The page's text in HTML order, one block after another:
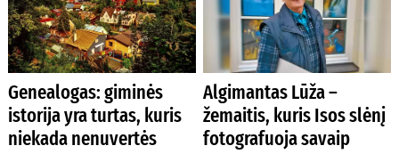
Genealogas: giminės
istorija yra turtas, kuris
niekada nenuvertės
Algimantas Lūža –
žemaitis, kuris Isos slėnį
fotografuoja savaip